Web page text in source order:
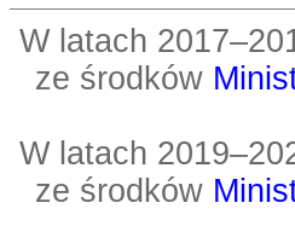
W latach
ze środków
W latach
ze środków